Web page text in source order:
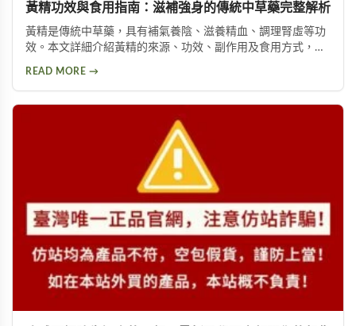
黃精功效與食用指南：滋補強身的傳統中草藥完整解析
黃精是傳統中草藥，具有補氣養陰、滋養精血、調理腎虛等功
效。本文詳細介紹黃精的來源、功效、副作用及食用方式，包
READ MORE →